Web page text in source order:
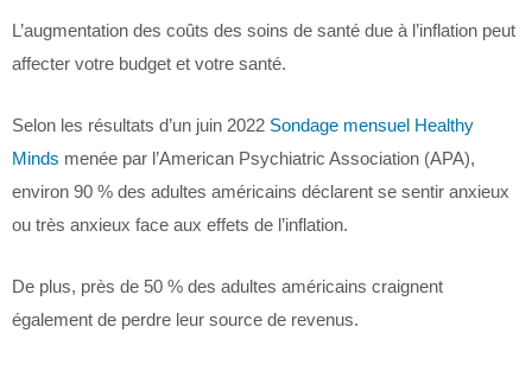
L’augmentation des coûts des soins de santé due à l’inflation peut
affecter votre budget et votre santé.
Selon les résultats d’un juin 2022 Sondage mensuel Healthy
Minds menée par l’American Psychiatric Association (APA),
environ 90 % des adultes américains déclarent se sentir anxieux
ou très anxieux face aux effets de l’inflation.
De plus, près de 50 % des adultes américains craignent
également de perdre leur source de revenus.